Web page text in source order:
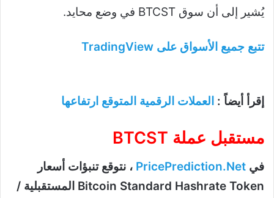
يُشير إلى أن سوق BTCST في وضع محايد.
تتبع جميع الأسواق على TradingView
إقرأ أيضاً : العملات الرقمية المتوقع ارتفاعها
مستقبل عملة BTCST
في PricePrediction.Net ، نتوقع تنبؤات أسعار
Bitcoin Standard Hashrate Token المستقبلية /